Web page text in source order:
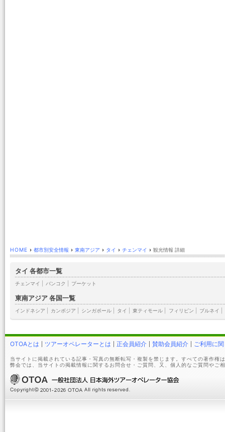
HOME › 都市別安全情報 › 東南アジア › タイ › チェンマイ › 観光情報 詳細
タイ 各都市一覧
チェンマイ バンコク プーケット
東南アジア 各国一覧
インドネシア カンボジア シンガポール タイ 東ティモール フィリピン ブルネイ
OTOAとは ツアーオペレーターとは 正会員紹介 賛助会員紹介 ご利用に
当サイトに掲載されている記事・写真の無断転写・複製を禁じます。すべての著作権
弊会では、当サイトの掲載情報に関するお問合せ・ご質問、又、個人的なご質問やご